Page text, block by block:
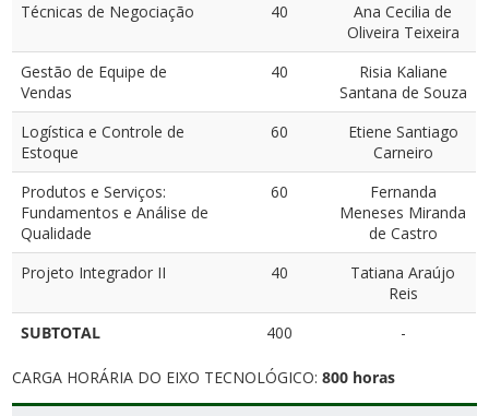
Técnicas de Negociação
40
Ana Cecilia de
Oliveira Teixeira
Gestão de Equipe de
Vendas
40
Risia Kaliane
Santana de Souza
Logística e Controle de
Estoque
60
Etiene Santiago
Carneiro
Produtos e Serviços:
Fundamentos e Análise de
Qualidade
60
Fernanda
Meneses Miranda
de Castro
Projeto Integrador II
40
Tatiana Araújo
Reis
SUBTOTAL
400 -
CARGA HORÁRIA DO EIXO TECNOLÓGICO:800 horas